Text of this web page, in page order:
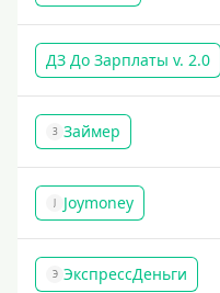
ДЗ До Зарплаты v. 2.0
З Займер
J Joymoney
Э ЭкспрессДеньги